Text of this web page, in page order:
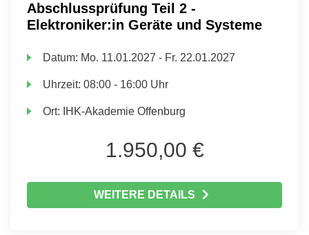
Abschlussprüfung Teil 2 -
Elektroniker:in Geräte und Systeme
Datum: Mo. 11.01.2027 - Fr. 22.01.2027
Uhrzeit:08:00 - 16:00 Uhr
Ort: IHK-Akademie Offenburg
1.950,00 €
WEITERE DETAILS